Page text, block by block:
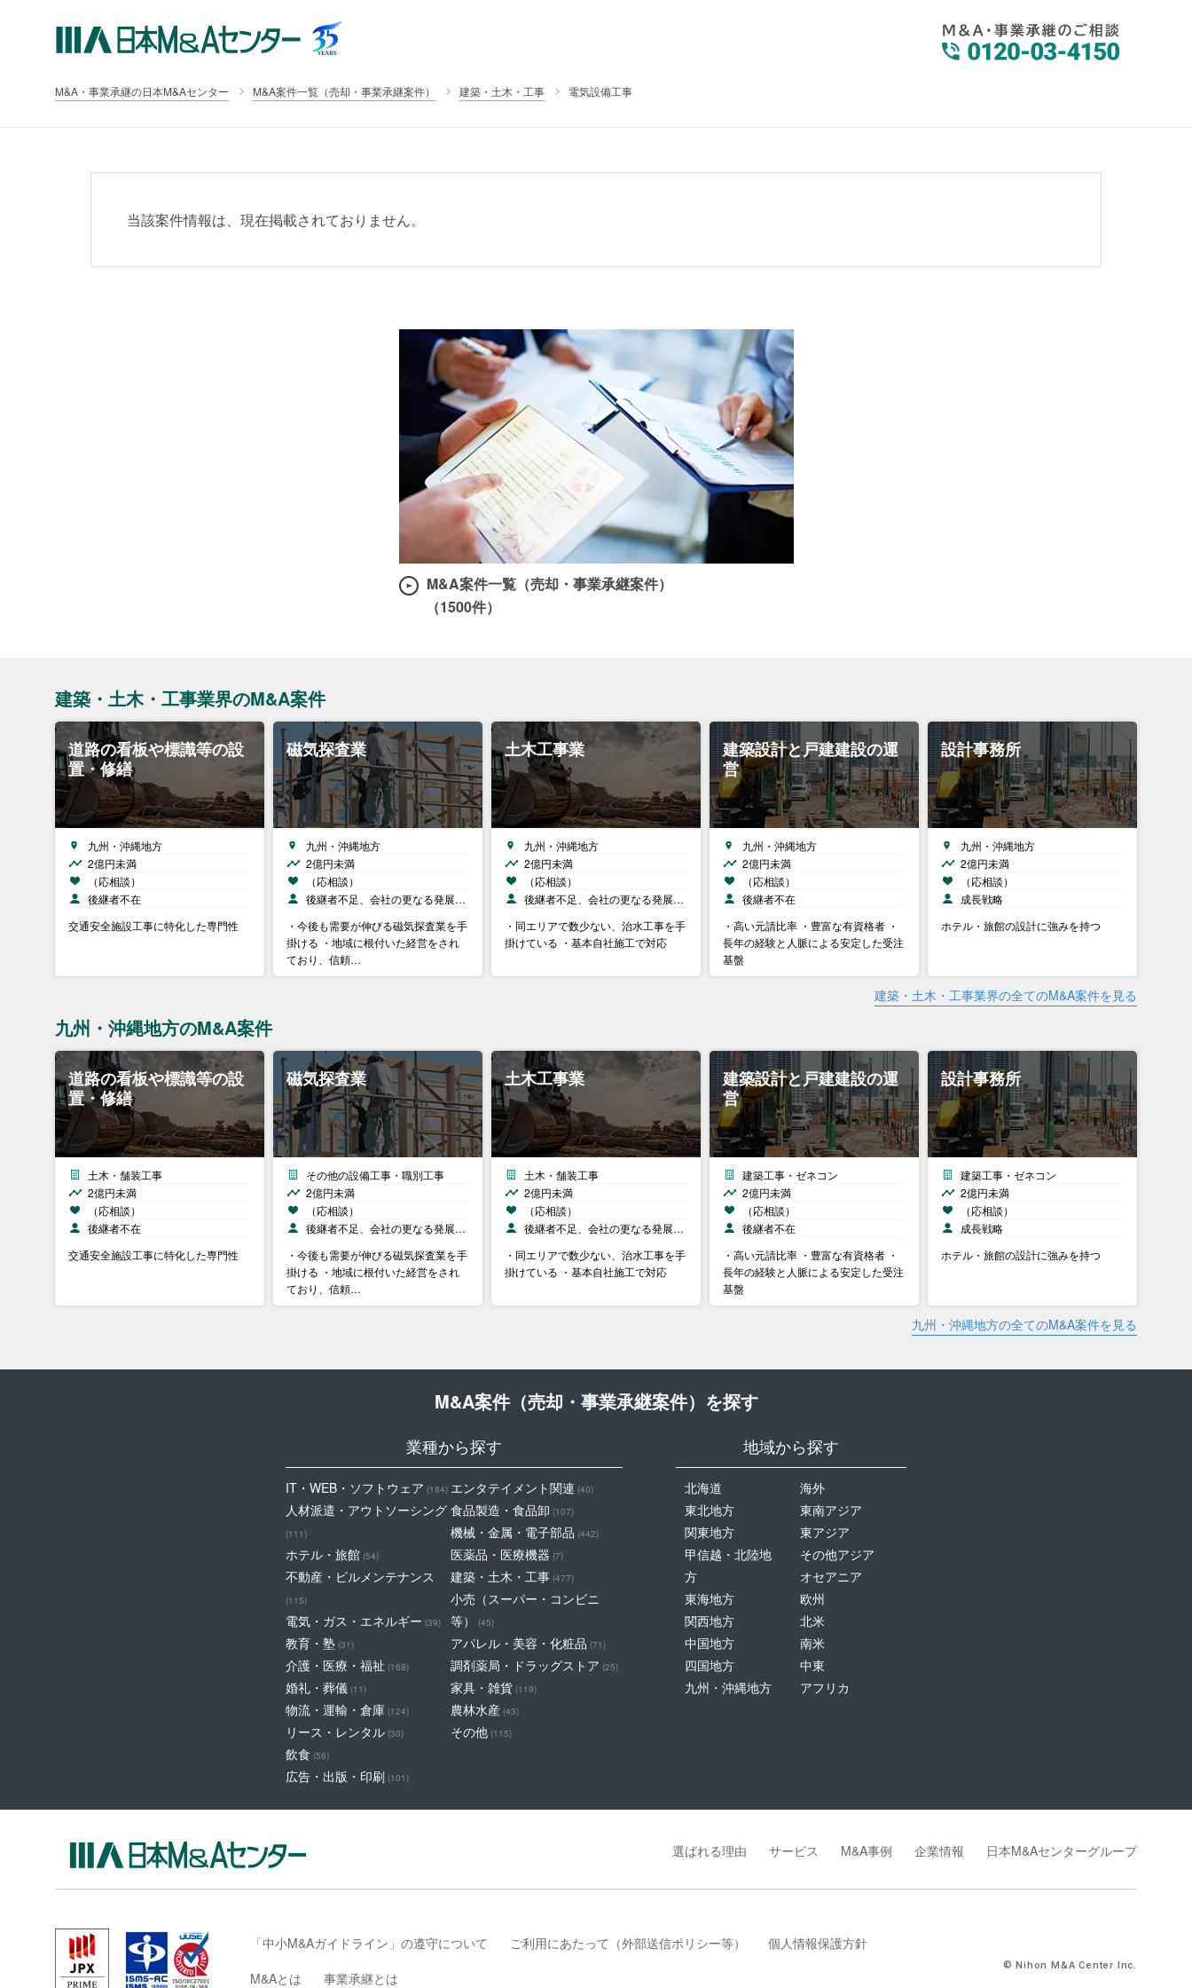
M&A・事業承継の日本M&Aセンター M&A案件一覧（売却・事業承継案件） 建築・土木・工事 電気設備工事
当該案件情報は、現在掲載されておりません。
M&A案件一覧（売却・事業承継案件）
（1500件）
建築・土木・工事業界のM&A案件
道路の看板や標識等の設
置・修繕
九州・沖縄地方
2億円未満
（応相談）
後継者不在
交通安全施設工事に特化した専門性
磁気探査業
九州・沖縄地方
2億円未満
（応相談）
後継者不足、会社の更なる発展…
・今後も需要が伸びる磁気探査業を手
掛ける ・地域に根付いた経営をされ
ており、信頼…
土木工事業
九州・沖縄地方
2億円未満
（応相談）
後継者不足、会社の更なる発展…
・同エリアで数少ない、治水工事を手
掛けている ・基本自社施工で対応
建築設計と戸建建設の運
営
九州・沖縄地方
2億円未満
（応相談）
後継者不在
・高い元請比率 ・豊富な有資格者 ・
長年の経験と人脈による安定した受注
基盤
設計事務所
九州・沖縄地方
2億円未満
（応相談）
成長戦略
ホテル・旅館の設計に強みを持つ
建築・土木・工事業界の全てのM&A案件を見る
九州・沖縄地方のM&A案件
道路の看板や標識等の設
置・修繕
土木・舗装工事
2億円未満
（応相談）
後継者不在
交通安全施設工事に特化した専門性
磁気探査業
その他の設備工事・職別工事
2億円未満
（応相談）
後継者不足、会社の更なる発展…
・今後も需要が伸びる磁気探査業を手
掛ける ・地域に根付いた経営をされ
ており、信頼…
土木工事業
土木・舗装工事
2億円未満
（応相談）
後継者不足、会社の更なる発展…
・同エリアで数少ない、治水工事を手
掛けている ・基本自社施工で対応
建築設計と戸建建設の運
営
建築工事・ゼネコン
2億円未満
（応相談）
後継者不在
・高い元請比率 ・豊富な有資格者 ・
長年の経験と人脈による安定した受注
基盤
設計事務所
建築工事・ゼネコン
2億円未満
（応相談）
成長戦略
ホテル・旅館の設計に強みを持つ
九州・沖縄地方の全てのM&A案件を見る
M&A案件（売却・事業承継案件）を探す
業種から探す
IT・WEB・ソフトウェア (184)
人材派遣・アウトソーシング
(111)
ホテル・旅館 (54)
不動産・ビルメンテナンス
(115)
電気・ガス・エネルギー (39)
教育・塾 (31)
介護・医療・福祉 (168)
婚礼・葬儀 (11)
物流・運輸・倉庫 (124)
リース・レンタル (30)
飲食 (56)
広告・出版・印刷 (101)
エンタテイメント関連 (40)
食品製造・食品卸 (107)
機械・金属・電子部品 (442)
医薬品・医療機器 (7)
建築・土木・工事 (477)
小売（スーパー・コンビニ
等）
(45)
アパレル・美容・化粧品 (71)
調剤薬局・ドラッグストア (25)
家具・雑貨 (119)
農林水産 (43)
その他 (115)
地域から探す
北海道
東北地方
関東地方
甲信越・北陸地
方
東海地方
関西地方
中国地方
四国地方
九州・沖縄地方
海外
東南アジア
東アジア
その他アジア
オセアニア
欧州
北米
南米
中東
アフリカ
選ばれる理由 サービス M&A事例 企業情報 日本M&Aセンターグループ
「中小M&Aガイドライン」の遵守について ご利用にあたって（外部送信ポリシー等）
個人情報保護方針
M&Aとは
事業承継とは
© Nihon M&A Center Inc.